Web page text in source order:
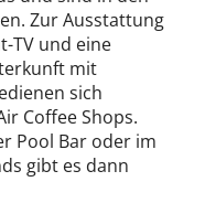
Zur Ausstattung
TV und eine
mit
sich
Coffee Shops.
Pool Bar oder im
gibt es dann